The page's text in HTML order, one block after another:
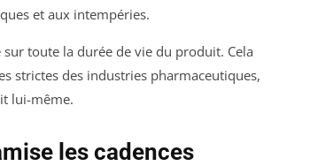
et aux intempéries.
toute la durée de vie du produit. Cela
strictes des industries pharmaceutiques,
lui-même.
les cadences